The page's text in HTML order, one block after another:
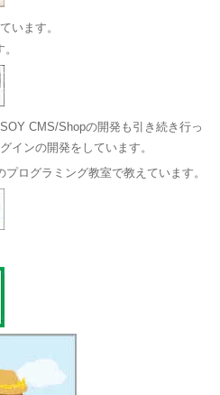
います。
CMS/Shopの開発も引き続き行っ
インの開発をしています。
プログラミング教室で教えています。